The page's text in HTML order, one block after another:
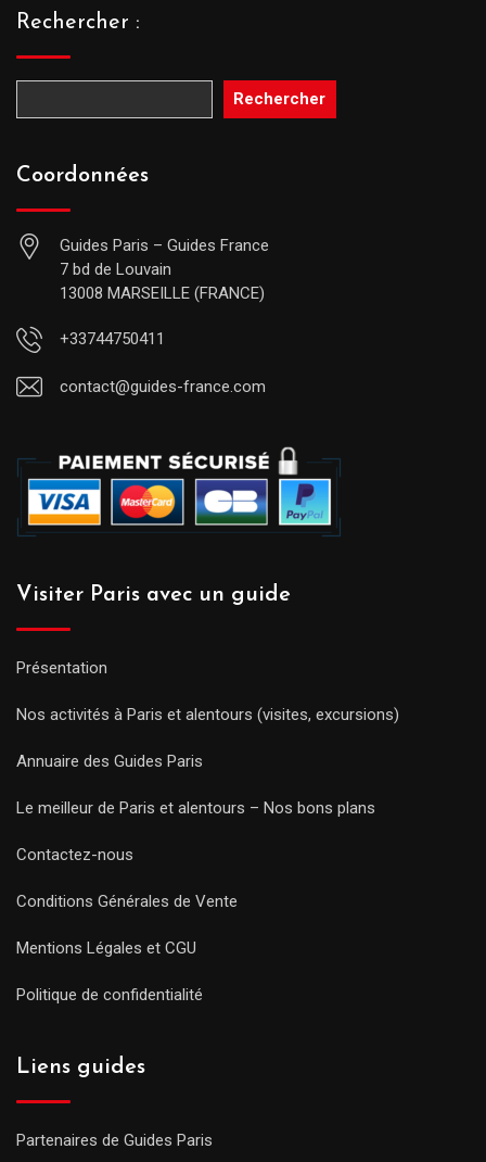
Rechercher :
Rechercher
Coordonnées
Guides Paris – Guides France
7 bd de Louvain
13008 MARSEILLE (FRANCE)
+33744750411
contact@guides-france.com
Visiter Paris avec un guide
Présentation
Nos activités à Paris et alentours (visites, excursions)
Annuaire des Guides Paris
Le meilleur de Paris et alentours – Nos bons plans
Contactez-nous
Conditions Générales de Vente
Mentions Légales et CGU
Politique de confidentialité
Liens guides
Partenaires de Guides Paris